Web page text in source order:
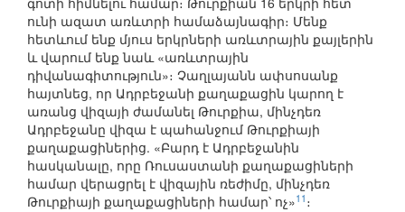
ունի ազատ առևտրի համաձայնագիր։ Մենք
հետևում ենք մյուս երկրների առևտրային քայլերին
և վարում ենք նաև «առևտրային
դիվանագիտություն»։ Չաղլայանն ափսոսանք
հայտնեց, որ Ադրբեջանի քաղաքացին կարող է
առանց վիզայի ժամանել Թուրքիա, մինչդեռ
Ադրբեջանը վիզա է պահանջում Թուրքիայի
քաղաքացիներից. «Բարդ է Ադրբեջանին
հասկանալը, որը Ռուսաստանի քաղաքացիների
համար վերացրել է վիզային ռեժիմը, մինչդեռ
Թուրքիայի քաղաքացիների համար՝ ոչ»11 ։